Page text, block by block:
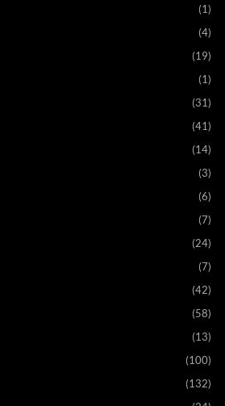
(1)
(4)
(19)
(1)
(31)
(41)
(14)
(3)
(6)
(7)
(24)
(7)
(42)
(58)
(13)
(100)
(132)